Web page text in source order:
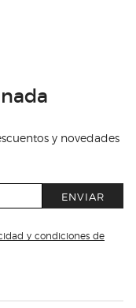
y novedades
ENVIAR
y condiciones de